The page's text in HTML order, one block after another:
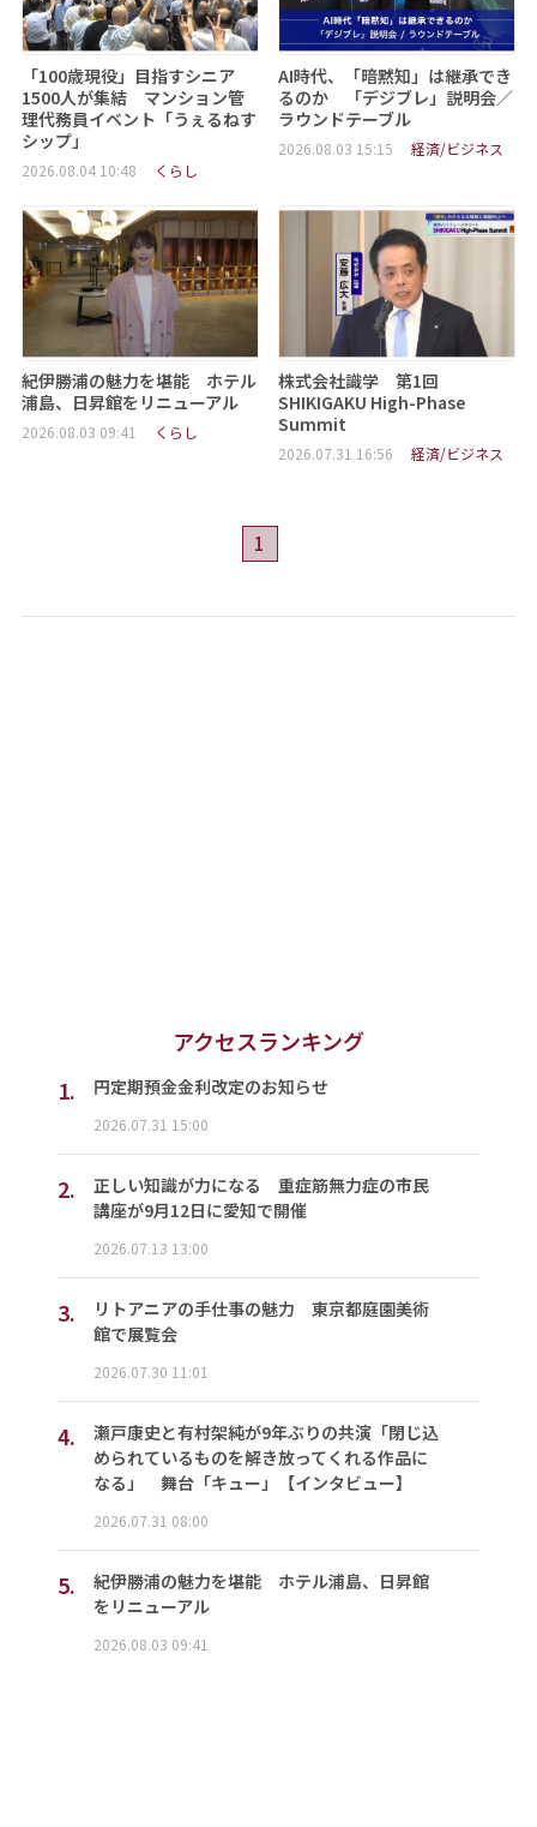
「100歳現役」目指すシニア
1500人が集結 マンション管
理代務員イベント「うぇるねす
シップ」
2026.08.04 10:48 くらし
AI時代、「暗黙知」は継承でき
るのか 「デジブレ」説明会／
ラウンドテーブル
2026.08.03 15:15 経済/ビジネス
紀伊勝浦の魅力を堪能 ホテル
浦島、日昇館をリニューアル
2026.08.03 09:41 くらし
株式会社識学 第1回
SHIKIGAKU High-Phase
Summit
2026.07.31 16:56 経済/ビジネス
1
アクセスランキング
1.
円定期預金金利改定のお知らせ
2026.07.31 15:00
2.
正しい知識が力になる 重症筋無力症の市民
講座が9月12日に愛知で開催
2026.07.13 13:00
3.
リトアニアの手仕事の魅力 東京都庭園美術
館で展覧会
2026.07.30 11:01
4.
瀬戸康史と有村架純が9年ぶりの共演「閉じ込
められているものを解き放ってくれる作品に
なる」 舞台「キュー」【インタビュー】
2026.07.31 08:00
5.
紀伊勝浦の魅力を堪能 ホテル浦島、日昇館
をリニューアル
2026.08.03 09:41